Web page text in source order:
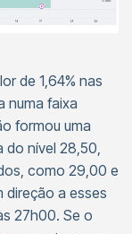
de 1,64% nas
numa faixa
formou uma
do nível 28,50,
como 29,00 e
direção a esses
27h00. Se o